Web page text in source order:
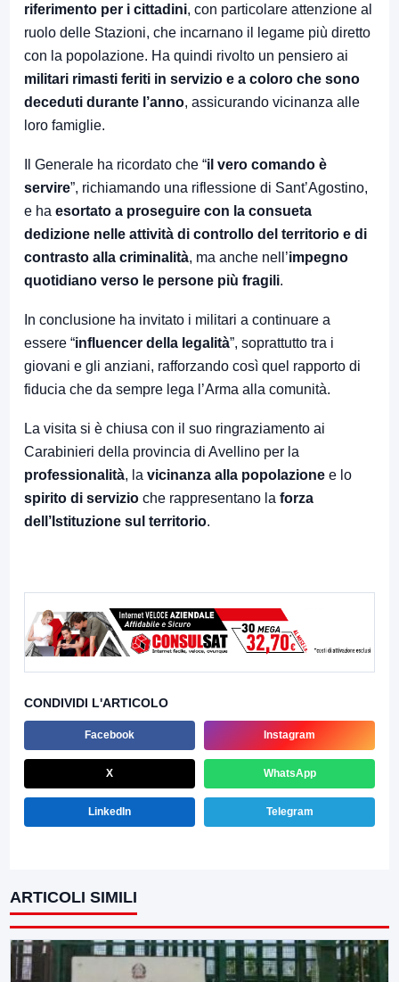
riferimento per i cittadini, con particolare attenzione al
ruolo delle Stazioni, che incarnano il legame più diretto
con la popolazione. Ha quindi rivolto un pensiero ai
militari rimasti feriti in servizio e a coloro che sono
deceduti durante l’anno, assicurando vicinanza alle
loro famiglie.
Il Generale ha ricordato che “il vero comando è
servire”, richiamando una riflessione di Sant’Agostino,
e ha esortato a proseguire con la consueta
dedizione nelle attività di controllo del territorio e di
contrasto alla criminalità, ma anche nell’impegno
quotidiano verso le persone più fragili.
In conclusione ha invitato i militari a continuare a
essere “influencer della legalità”, soprattutto tra i
giovani e gli anziani, rafforzando così quel rapporto di
fiducia che da sempre lega l’Arma alla comunità.
La visita si è chiusa con il suo ringraziamento ai
Carabinieri della provincia di Avellino per la
professionalità, la vicinanza alla popolazione e lo
spirito di servizio che rappresentano la forza
dell’Istituzione sul territorio.
CONDIVIDI L'ARTICOLO
Facebook Instagram
X WhatsApp
LinkedIn Telegram
ARTICOLI SIMILI